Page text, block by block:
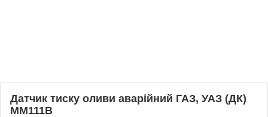
Датчик тиску оливи аварійний ГАЗ, УАЗ (ДК)
ММ111В